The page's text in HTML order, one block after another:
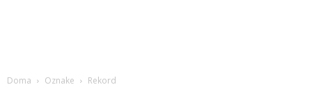
Doma Oznake Rekord